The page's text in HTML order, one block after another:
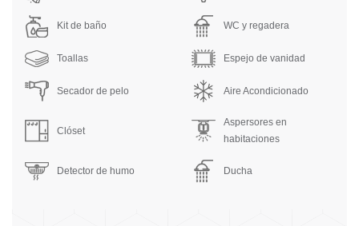
Kit de baño WC y regadera
Toallas Espejo de vanidad
Secador de pelo Aire Acondicionado
Clóset
Aspersores en
habitaciones
Detector de humo Ducha